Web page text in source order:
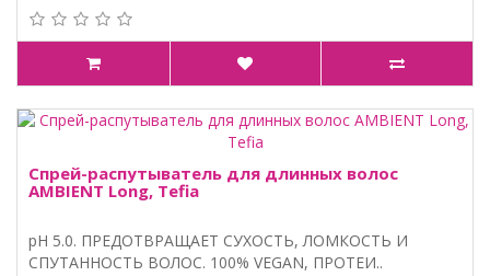
Спрей-распутыватель для длинных волос
AMBIENT Long, Tefia
pH 5.0. ПРЕДОТВРАЩАЕТ СУХОСТЬ, ЛОМКОСТЬ И
СПУТАННОСТЬ ВОЛОС. 100% VEGAN, ПРОТЕИ..